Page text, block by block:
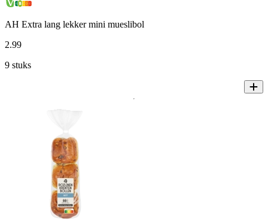
AH Extra lang lekker mini mueslibol
2.99
9 stuks